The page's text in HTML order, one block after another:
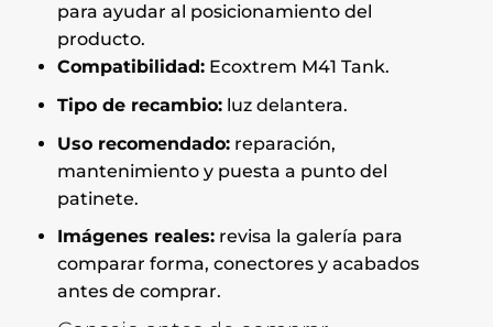
para ayudar al posicionamiento del
producto.
Compatibilidad:Ecoxtrem M41 Tank.
Tipo de recambio:luz delantera.
Uso recomendado:reparación,
mantenimiento y puesta a punto del
patinete.
Imágenes reales:revisa la galería para
comparar forma, conectores y acabados
antes de comprar.